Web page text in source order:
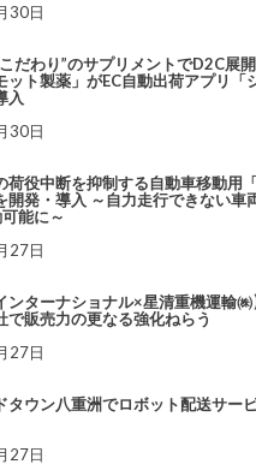
30日
だわり”のサプリメントでD2C展
ット製薬」がEC自動出荷アプリ「
入
30日
荷役中断を抑制する自動車移動用
開発・導入 ～自力走行できない車
能に～
27日
ンターナショナル×星清重機運輸㈱
で販売力の更なる強化ねらう
27日
タウン八重洲でロボット配送サー
27日